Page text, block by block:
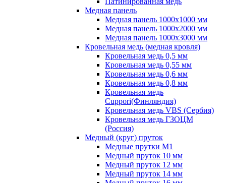
Медная панель
Медная панель 1000x1000 мм
Медная панель 1000x2000 мм
Медная панель 1000x3000 мм
Кровельная медь (медная кровля)
Кровельная медь 0,5 мм
Кровельная медь 0,55 мм
Кровельная медь 0,6 мм
Кровельная медь 0,8 мм
Кровельная медь
Cuppori(Финляндия)
Кровельная медь VBS (Сербия)
Кровельная медь ГЗОЦМ
(Россия)
Медный (круг) пруток
Медные прутки М1
Медный пруток 10 мм
Медный пруток 12 мм
Медный пруток 14 мм